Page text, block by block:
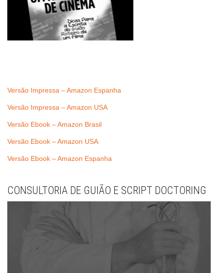
Versão Impressa – Amazon Espanha
Versão Impressa – Amazon USA
Versão Ebook – Amazon Brasil
Versão Ebook – Amazon USA
Versão Ebook – Amazon Espanha
CONSULTORIA DE GUIÃO E SCRIPT DOCTORING